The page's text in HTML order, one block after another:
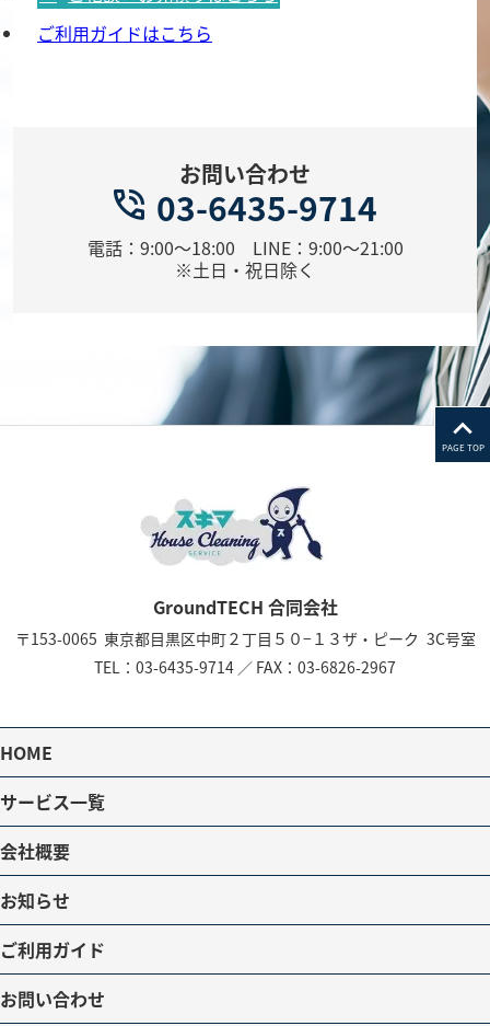
ご利用ガイドはこちら
お問い合わせ
03-6435-9714
電話：9:00～18:00 LINE：9:00～21:00
※土日・祝日除く
PAGE TOP
GroundTECH 合同会社
〒153-0065 東京都目黒区中町２丁目５０−１３ザ・ピーク 3C号室
TEL： 03-6435-9714 ／ FAX：03-6826-2967
HOME
サービス一覧
会社概要
お知らせ
ご利用ガイド
お問い合わせ